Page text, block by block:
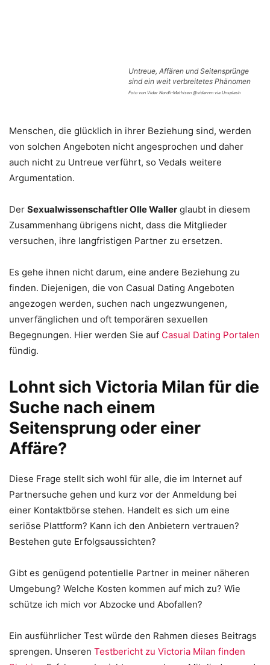
Untreue, Affären und Seitensprünge
sind ein weit verbreitetes Phänomen
Foto von Vidar Nordli-Mathisen @vidarnm via Unsplash
Menschen, die glücklich in ihrer Beziehung sind, werden
von solchen Angeboten nicht angesprochen und daher
auch nicht zu Untreue verführt, so Vedals weitere
Argumentation.
Der Sexualwissenschaftler Olle Waller glaubt in diesem
Zusammenhang übrigens nicht, dass die Mitglieder
versuchen, ihre langfristigen Partner zu ersetzen.
Es gehe ihnen nicht darum, eine andere Beziehung zu
finden. Diejenigen, die von Casual Dating Angeboten
angezogen werden, suchen nach ungezwungenen,
unverfänglichen und oft temporären sexuellen
Begegnungen. Hier werden Sie auf Casual Dating Portalen
fündig.
Lohnt sich Victoria Milan für die
Suche nach einem
Seitensprung oder einer
Affäre?
Diese Frage stellt sich wohl für alle, die im Internet auf
Partnersuche gehen und kurz vor der Anmeldung bei
einer Kontaktbörse stehen. Handelt es sich um eine
seriöse Plattform? Kann ich den Anbietern vertrauen?
Bestehen gute Erfolgsaussichten?
Gibt es genügend potentielle Partner in meiner näheren
Umgebung? Welche Kosten kommen auf mich zu? Wie
schütze ich mich vor Abzocke und Abofallen?
Ein ausführlicher Test würde den Rahmen dieses Beitrags
sprengen. Unseren Testbericht zu Victoria Milan finden